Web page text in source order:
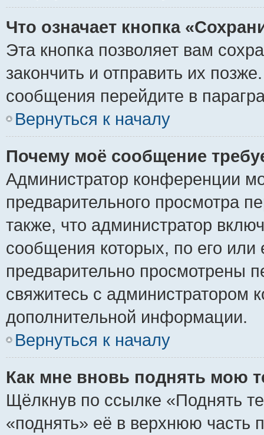
Что означает кнопка
Эта кнопка позволяет вам
закончить и отправить их
сообщения перейдите в
Вернуться к началу
Почему моё сообщение
Администратор конференции
предварительного просмотра
также, что администратор
сообщения которых, по его
предварительно просмотрены
свяжитесь с администратором
дополнительной информации.
Вернуться к началу
Как мне вновь поднять мою
Щёлкнув по ссылке «Поднять
«поднять» её в верхнюю часть